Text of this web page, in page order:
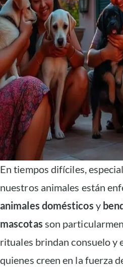
En tiempos difíciles,
nuestros animales están
animales domésticos y
mascotas son
rituales brindan consuelo y
quienes creen en la fuerza